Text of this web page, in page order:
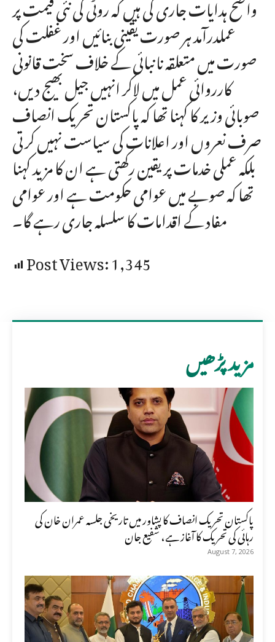
عملدرآمد ہر صورت یقینی بنائیں اور غفلت کی
صورت میں متعلقہ نانبائی کے خلاف سخت قانونی
کارروائی عمل میں لاکر انہیں جیل بھیج دیں،
صوبائی وزیر کا کہنا تھا کہ پاکستان تحریک انصاف
صرف نعروں اور اعلانات کی سیاست نہیں کرتی
بلکہ عملی خدمات پر یقین رکھتی ہے ان کا مزید کہنا
تھا کہ صوبے میں عوامی حکومت ہے اور عوامی
مفاد کے اقدامات کا سلسلہ جاری رہے گا۔
Post Views:1,345
مزید پڑھیں
پاکستان تحریک انصاف کا پشاور میں تاریخی جلسہ عمران خان کی
رہائی کی تحریک کا آغاز ہے، شفیع جان
August 7, 2026